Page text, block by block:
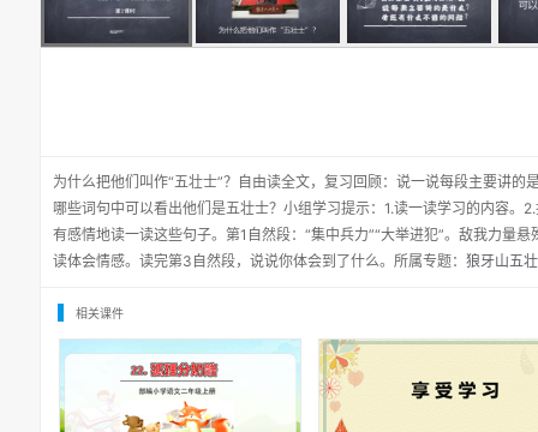
为什么把他们叫作“五壮士”？自由读全文，复习回顾：说一说每段主要讲的
哪些词句中可以看出他们是五壮士？小组学习提示：1.读一读学习的内容。
有感情地读一读这些句子。第1自然段：“集中兵力”“大举进犯”。敌我力量
读体会情感。读完第3自然段，说说你体会到了什么。所属专题： 狼牙山五
相关课件